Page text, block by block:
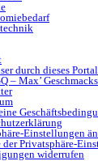
durch dieses Portal
– Max’
Einstellungen
Privatsphäre-
widerrufen